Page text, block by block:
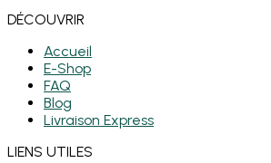
DÉCOUVRIR
Accueil
E-Shop
FAQ
Blog
Livraison Express
LIENS UTILES